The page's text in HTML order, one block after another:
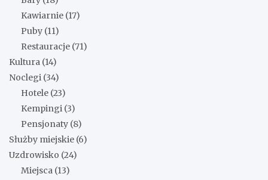
Kawiarnie (17)
Puby (11)
Restauracje (71)
Kultura (14)
Noclegi (34)
Hotele (23)
Kempingi (3)
Pensjonaty (8)
Służby miejskie (6)
Uzdrowisko (24)
Miejsca (13)